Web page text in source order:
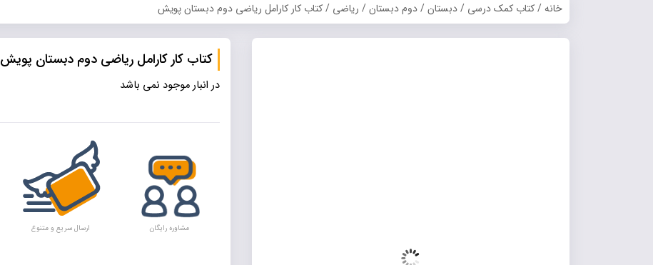
خانه/کتاب کمک درسی /دبستان/دوم دبستان/ ریاضی / کتاب کار کارامل ریاضی دوم دبستان پویش
کتاب کار کارامل ریاضی دوم دبستان پویش
در انبار موجود نمی باشد
مشاوره رایگان ارسال سریع و متنوع